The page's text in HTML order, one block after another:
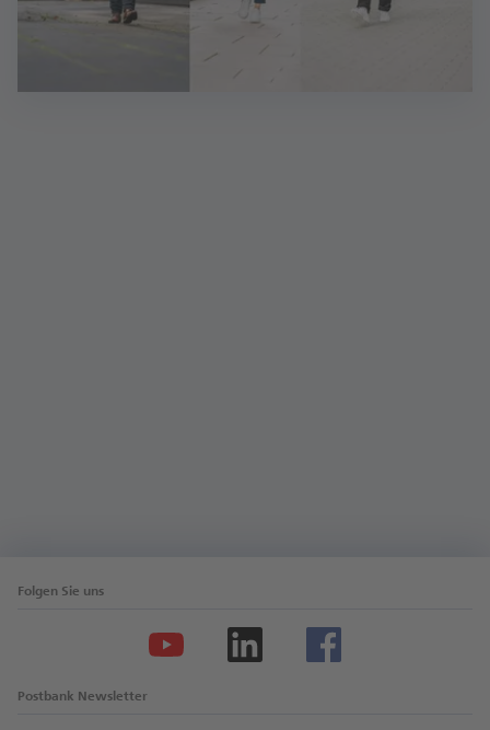
Folgen Sie uns
Postbank Newsletter